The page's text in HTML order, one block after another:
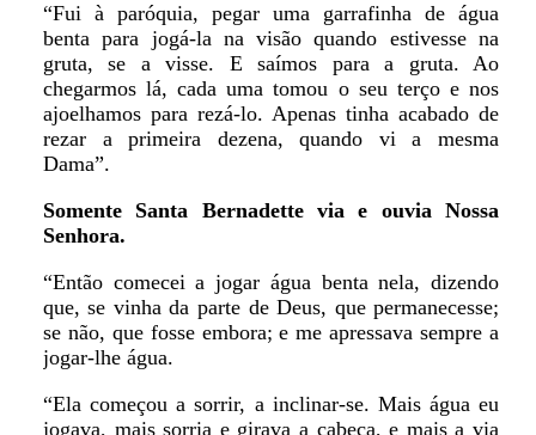
“Fui à paróquia, pegar uma garrafinha de água
benta para jogá-la na visão quando estivesse na
gruta, se a visse. E saímos para a gruta. Ao
chegarmos lá, cada uma tomou o seu terço e nos
ajoelhamos para rezá-lo. Apenas tinha acabado de
rezar a primeira dezena, quando vi a mesma
Dama”.
Somente Santa Bernadette via e ouvia Nossa
Senhora.
“Então comecei a jogar água benta nela, dizendo
que, se vinha da parte de Deus, que permanecesse;
se não, que fosse embora; e me apressava sempre a
jogar-lhe água.
“Ela começou a sorrir, a inclinar-se. Mais água eu
jogava, mais sorria e girava a cabeça, e mais a via